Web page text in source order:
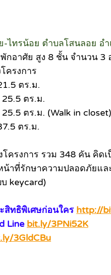
-ไทรน้อย ตำบลโสนลอย อ
กอาศัย สูง 8 ชั้น จำนวน 3
ครงการ
ตร.ม.
ตร.ม.
ตร.ม. (Walk in closet)
ตร.ม.
ครงการ รวม 348 คัน คิด
น้าที่รักษาความปลอดภัยแ
keycard)
สิทธิพิเศษก่อนใคร http://
Line bit.ly/3PNi52K
3GldCBu